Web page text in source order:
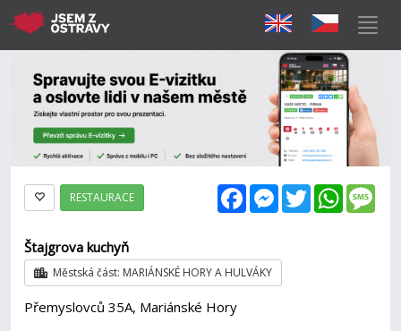
FacebookMessenger
Twitter
RESTAURACE
Štajgrova kuchyň
Městská část: MARIÁNSKÉ HORY A HULVÁKY
Přemyslovců 35A, Mariánské Hory